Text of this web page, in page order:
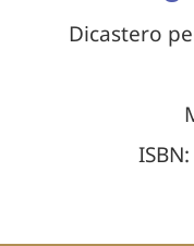
Dicastero